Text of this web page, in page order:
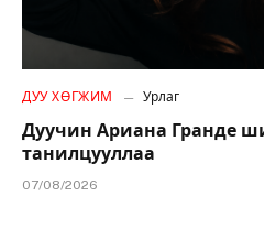
ДУУ ХӨГЖИМ Урлаг
Дуучин Ариана Гранде
танилцууллаа
07/08/2026